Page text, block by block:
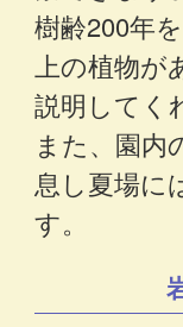
樹齢200年
上の植物
説明してく
また、園内
息し夏場に
す。